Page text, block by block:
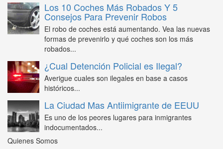
Los 10 Coches Más Robados Y 5
Consejos Para Prevenir Robos
El robo de coches está aumentando. Vea las nuevas
formas de prevenirlo y qué coches son los más
robados...
¿Cual Detención Policial es Ilegal?
Averigue cuales son ilegales en base a casos
históricos...
La Ciudad Mas Antiimigrante de EEUU
Es uno de los peores lugares para inmigrantes
indocumentados...
Quienes Somos